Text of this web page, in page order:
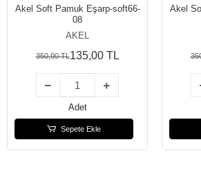
Akel Soft Pamuk Eşarp-soft66-
08
AKEL
350,00 TL135,00 TL
Adet
Sepete Ekle
Akel